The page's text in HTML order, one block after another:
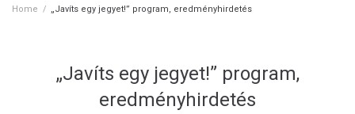
Home / „Javíts egy jegyet!” program, eredményhirdetés
„Javíts egy jegyet!” program,
eredményhirdetés